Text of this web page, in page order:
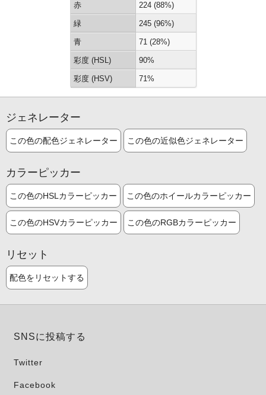
赤 224 (88%)
緑 245 (96%)
青 71 (28%)
彩度 (HSL) 90%
彩度 (HSV) 71%
ジェネレーター
この色の配色ジェネレーター この色の近似色ジェネレーター
カラーピッカー
この色のHSLカラーピッカー この色のホイールカラーピッカー
この色のHSVカラーピッカー この色のRGBカラーピッカー
リセット
配色をリセットする
SNSに投稿する
Twitter
Facebook